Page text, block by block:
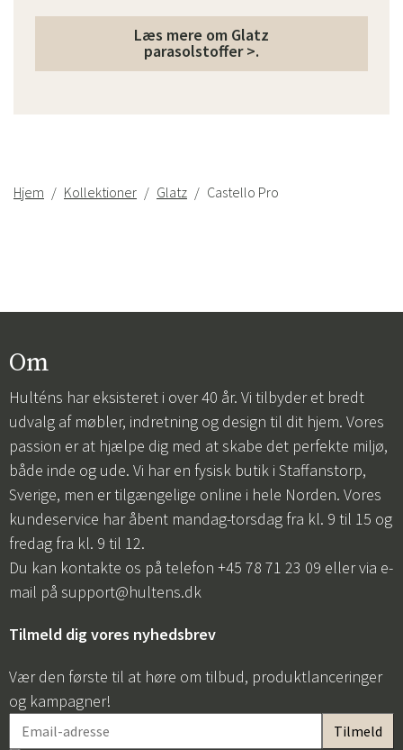
Læs mere om Glatz
parasolstoffer >.
Hjem Kollektioner Glatz Castello Pro
Om
Hulténs har eksisteret i over 40 år. Vi tilbyder et bredt
udvalg af møbler, indretning og design til dit hjem. Vores
passion er at hjælpe dig med at skabe det perfekte miljø,
både inde og ude. Vi har en fysisk butik i Staffanstorp,
Sverige, men er tilgængelige online i hele Norden. Vores
kundeservice har åbent mandag-torsdag fra kl. 9 til 15 og
fredag fra kl. 9 til 12.
Du kan kontakte os på telefon +45 78 71 23 09 eller via e-
mail på support@hultens.dk
Tilmeld dig vores nyhedsbrev
Vær den første til at høre om tilbud, produktlanceringer
og kampagner!